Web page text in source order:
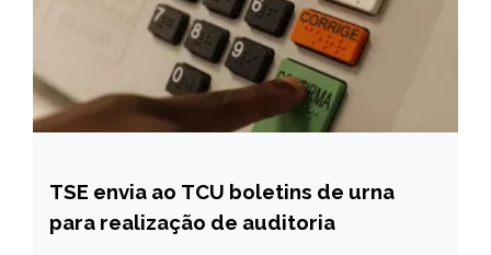
BRASIL
NOTÍCIAS
TSE envia ao TCU boletins de urna
para realização de auditoria